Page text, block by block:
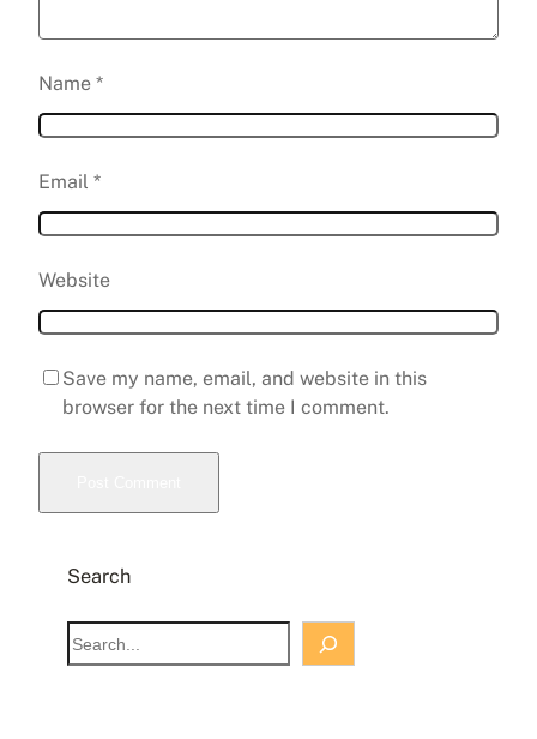
Name *
Email *
Website
Save my name, email, and website in this
browser for the next time I comment.
Search
S
e